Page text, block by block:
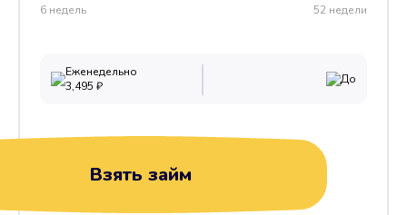
6 недель 52 недели
Еженедельно
3,495 ₽ До
Взять займ